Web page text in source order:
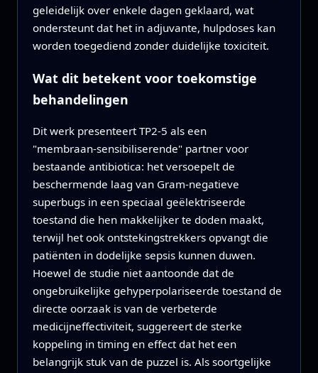
geleidelijk over enkele dagen geklaard, wat
ondersteunt dat het in adjuvante, hulpdoses kan
worden toegediend zonder duidelijke toxiciteit.
Wat dit betekent voor toekomstige
behandelingen
Dit werk presenteert TP2‑5 als een
"membraan‑sensibiliserende" partner voor
bestaande antibiotica: het versoepelt de
beschermende laag van Gram‑negatieve
superbugs in een speciaal geëlektriseerde
toestand die hen makkelijker te doden maakt,
terwijl het ook ontstekingstrekkers opvangt die
patiënten in dodelijke sepsis kunnen duwen.
Hoewel de studie niet aantoonde dat de
ongebruikelijke gehyperpolariseerde toestand de
directe oorzaak is van de verbeterde
medicijneffectiviteit, suggereert de sterke
koppeling in timing en effect dat het een
belangrijk stuk van de puzzel is. Als soortgelijke